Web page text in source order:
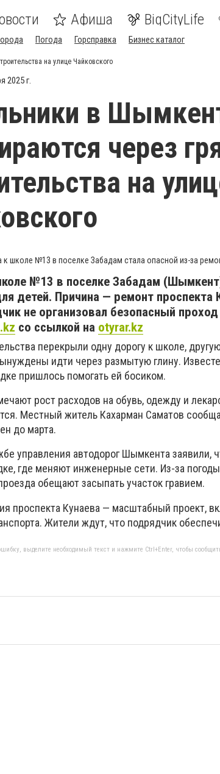
Афиша BigCityLife
Погода Горсправка Бизнес каталог
на улице Чайковского
2025 г.
в
через
на
к школе №13 в поселке Забадам стала опасной из-за
№13 в поселке Забадам
детей. Причина — ремонт проспекта
не организовал безопасный
со ссылкой на otyrar.kz
перекрыли одну дорогу к школе,
идти через размытую глину.
пришлось помогать ей босиком.
рост расходов на обувь, одежду и
Местный житель Кахарман Саматов
до марта.
управления автодорог Шымкента заявили,
где меняют инженерные сети. Из-за
обещают засыпать участок гравием.
проспекта Кунаева — масштабный проект,
Жители ждут, что подрядчик
выделите необходимый текст и нажмите Ctrl+Enter, чтобы